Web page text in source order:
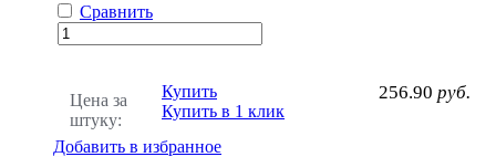
Сравнить
Цена за
штуку:
256.90 руб.
Купить
Купить в 1 клик
Добавить в избранное